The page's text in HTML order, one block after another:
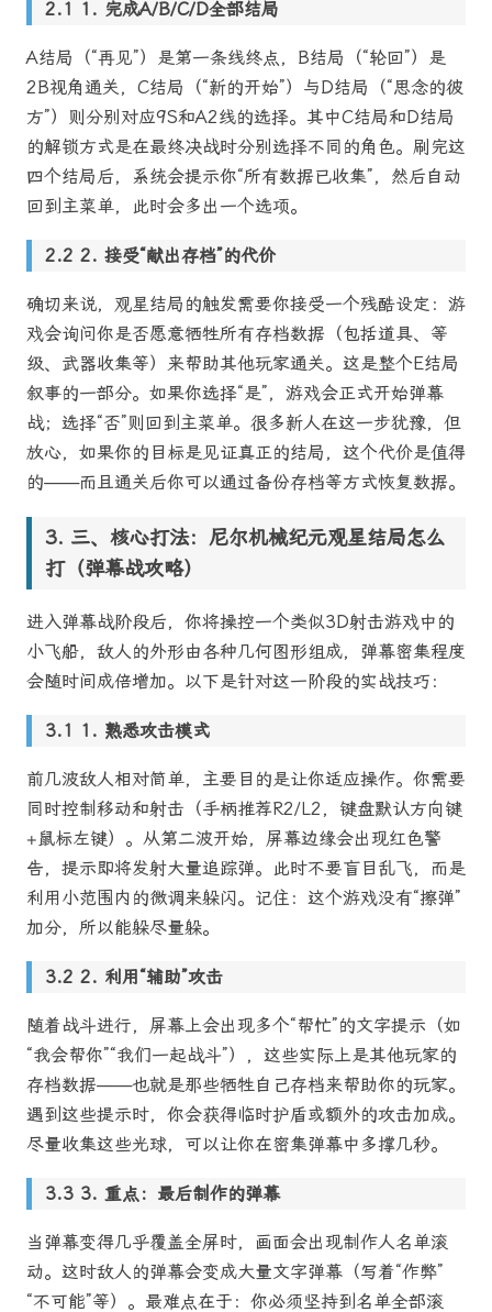
1. 完成A/B/C/D全部结局
A结局（“再见”）是第一条线终点，B结局（“轮回”）是
2B视角通关，C结局（“新的开始”）与D结局（“思念的彼
方”）则分别对应9S和A2线的选择。其中C结局和D结局
的解锁方式是在最终决战时分别选择不同的角色。刷完这
四个结局后，系统会提示你“所有数据已收集”，然后自动
回到主菜单，此时会多出一个选项。
2. 接受“献出存档”的代价
确切来说，观星结局的触发需要你接受一个残酷设定：游
戏会询问你是否愿意牺牲所有存档数据（包括道具、等
级、武器收集等）来帮助其他玩家通关。这是整个E结局
叙事的一部分。如果你选择“是”，游戏会正式开始弹幕
战；选择“否”则回到主菜单。很多新人在这一步犹豫，但
放心，如果你的目标是见证真正的结局，这个代价是值得
的——而且通关后你可以通过备份存档等方式恢复数据。
三、核心打法： 尼尔机械纪元观星结局怎么
打（弹幕战攻略）
进入弹幕战阶段后，你将操控一个类似3D射击游戏中的
小飞船，敌人的外形由各种几何图形组成，弹幕密集程度
会随时间成倍增加。以下是针对这一阶段的实战技巧：
1. 熟悉攻击模式
前几波敌人相对简单，主要目的是让你适应操作。你需要
同时控制移动和射击（手柄推荐R2/L2，键盘默认方向键
+鼠标左键）。从第二波开始，屏幕边缘会出现红色警
告，提示即将发射大量追踪弹。此时不要盲目乱飞，而是
利用小范围内的微调来躲闪。记住：这个游戏没有“擦弹”
加分，所以能躲尽量躲。
2. 利用“辅助”攻击
随着战斗进行，屏幕上会出现多个“帮忙”的文字提示（如
“我会帮你”“我们一起战斗”），这些实际上是其他玩家的
存档数据——也就是那些牺牲自己存档来帮助你的玩家。
遇到这些提示时，你会获得临时护盾或额外的攻击加成。
尽量收集这些光球，可以让你在密集弹幕中多撑几秒。
3. 重点：最后制作的弹幕
当弹幕变得几乎覆盖全屏时，画面会出现制作人名单滚
动。这时敌人的弹幕会变成大量文字弹幕（写着“作弊”
“不可能”等）。最难点在于：你必须坚持到名单全部滚